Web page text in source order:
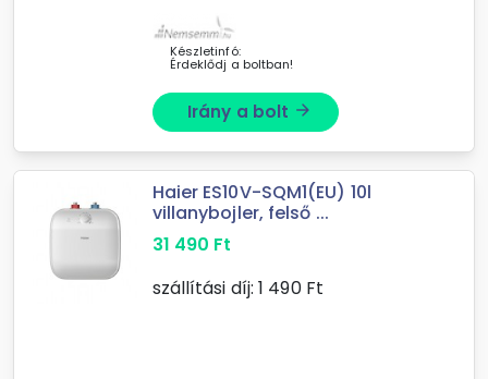
Készletinfó:
Érdeklődj a boltban!
Irány a bolt arrow_forward
Haier ES10V-SQM1(EU) 10l
villanybojler, felső ...
31 490 Ft
szállítási díj: 1 490Ft